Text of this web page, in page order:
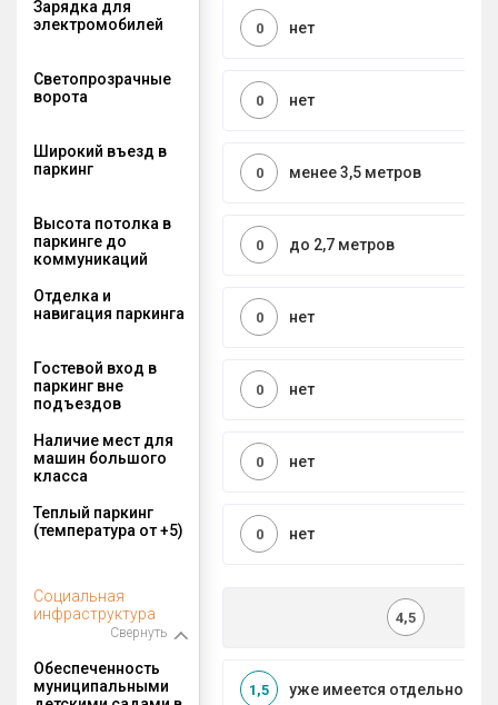
Зарядка для
электромобилей
нет
0
Светопрозрачные
ворота
нет
0
Широкий въезд в
паркинг
менее 3,5 метров
0
Высота потолка в
паркинге до
коммуникаций
до 2,7 метров
0
Отделка и
навигация паркинга
нет
0
Гостевой вход в
паркинг вне
подъездов
нет
0
Наличие мест для
машин большого
класса
нет
0
Теплый паркинг
(температура от +5)
нет
0
Социальная
инфраструктура
Свернуть
4,5
Обеспеченность
муниципальными
уже имеется
1,5